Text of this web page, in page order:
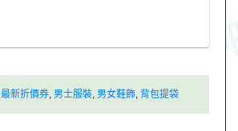
最新折價券 男士服裝 男女鞋飾 背包提袋